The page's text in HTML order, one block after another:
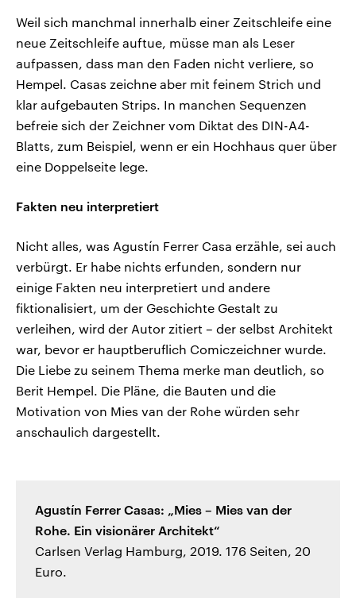
Weil sich manchmal innerhalb einer Zeitschleife eine
neue Zeitschleife auftue, müsse man als Leser
aufpassen, dass man den Faden nicht verliere, so
Hempel. Casas zeichne aber mit feinem Strich und
klar aufgebauten Strips. In manchen Sequenzen
befreie sich der Zeichner vom Diktat des DIN-A4-
Blatts, zum Beispiel, wenn er ein Hochhaus quer über
eine Doppelseite lege.
Fakten neu interpretiert
Nicht alles, was Agustín Ferrer Casa erzähle, sei auch
verbürgt. Er habe nichts erfunden, sondern nur
einige Fakten neu interpretiert und andere
fiktionalisiert, um der Geschichte Gestalt zu
verleihen, wird der Autor zitiert – der selbst Architekt
war, bevor er hauptberuflich Comiczeichner wurde.
Die Liebe zu seinem Thema merke man deutlich, so
Berit Hempel. Die Pläne, die Bauten und die
Motivation von Mies van der Rohe würden sehr
anschaulich dargestellt.
Agustín Ferrer Casas: „Mies – Mies van der
Rohe. Ein visionärer Architekt“
Carlsen Verlag Hamburg, 2019. 176 Seiten, 20
Euro.